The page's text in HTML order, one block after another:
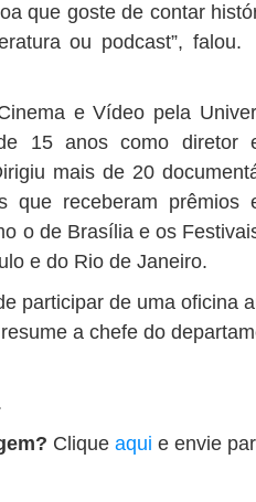
que goste de contar
ou podcast”,
e Vídeo pela
15 anos como diretor
mais de 20
que receberam prêmios
o de Brasília e os
e do Rio de Janeiro.
participar de uma oficina
a chefe do
Clique aqui e envie